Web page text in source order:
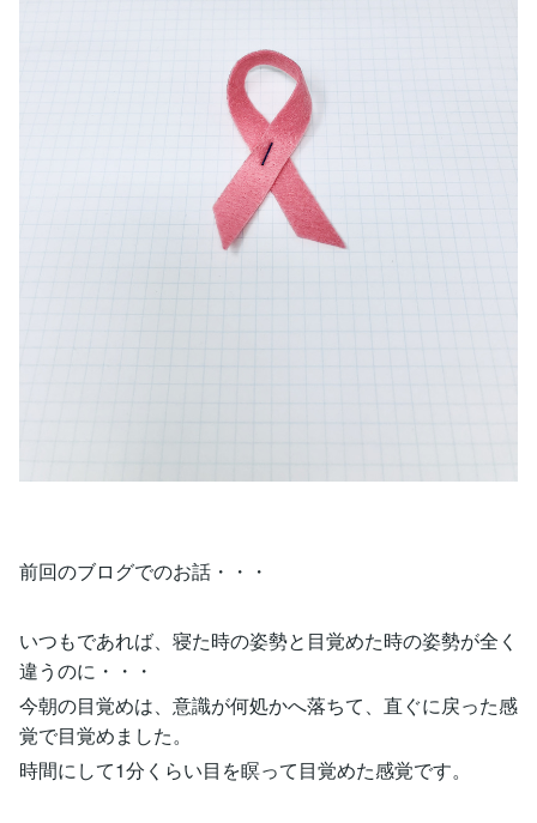
前回のブログでのお話・・・
いつもであれば、寝た時の姿勢と目覚めた時の姿勢が全く
違うのに・・・
今朝の目覚めは、意識が何処かへ落ちて、直ぐに戻った感
覚で目覚めました。
時間にして1分くらい目を瞑って目覚めた感覚です。